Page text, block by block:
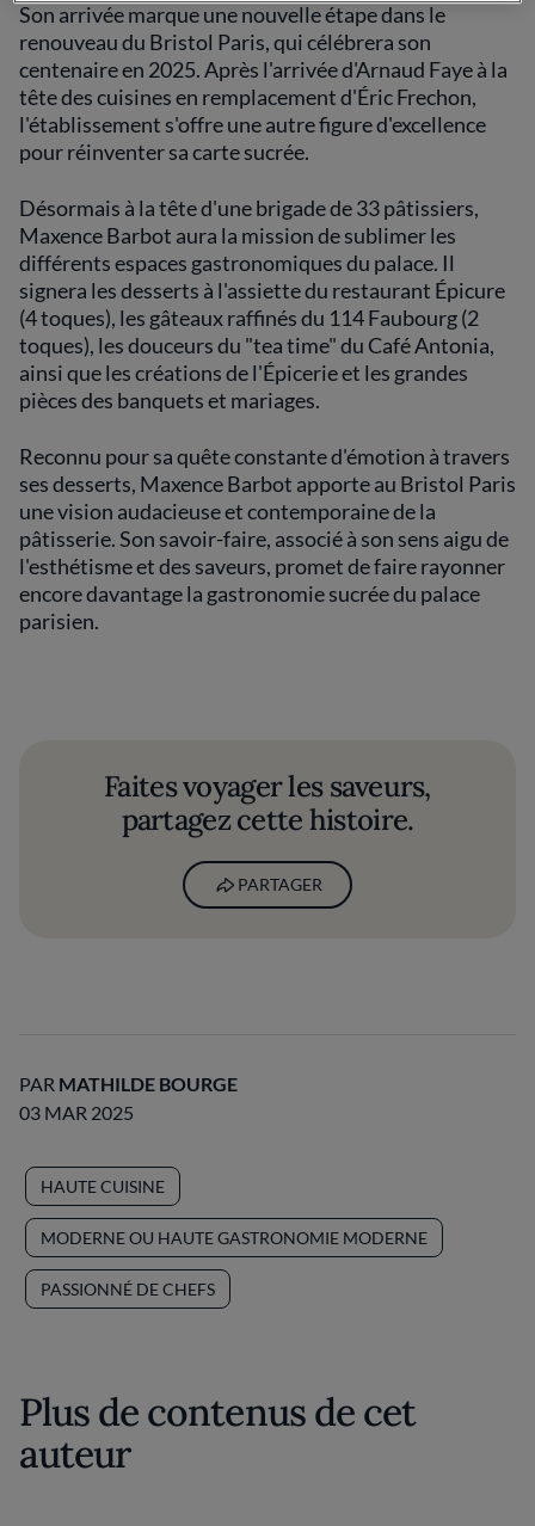
Son arrivée marque une nouvelle étape dans le
renouveau du Bristol Paris, qui célébrera son
centenaire en 2025. Après l'arrivée d'Arnaud Faye à la
tête des cuisines en remplacement d'Éric Frechon,
l'établissement s'offre une autre figure d'excellence
pour réinventer sa carte sucrée.
Désormais à la tête d'une brigade de 33 pâtissiers,
Maxence Barbot aura la mission de sublimer les
différents espaces gastronomiques du palace. Il
signera les desserts à l'assiette du restaurant Épicure
(4 toques), les gâteaux raffinés du 114 Faubourg (2
toques), les douceurs du "tea time" du Café Antonia,
ainsi que les créations de l'Épicerie et les grandes
pièces des banquets et mariages.
Reconnu pour sa quête constante d'émotion à travers
ses desserts, Maxence Barbot apporte au Bristol Paris
une vision audacieuse et contemporaine de la
pâtisserie. Son savoir-faire, associé à son sens aigu de
l'esthétisme et des saveurs, promet de faire rayonner
encore davantage la gastronomie sucrée du palace
parisien.
Faites voyager les saveurs,
partagez cette histoire.
PARTAGER
PAR MATHILDE BOURGE
03 MAR 2025
HAUTE CUISINE
MODERNE OU HAUTE GASTRONOMIE MODERNE
PASSIONNÉ DE CHEFS
Plus de contenus de cet
auteur